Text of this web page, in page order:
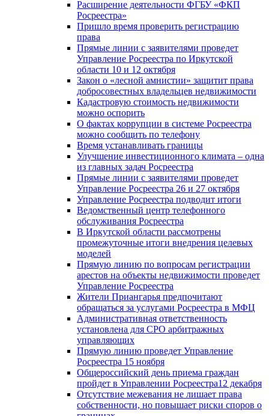
Расширение деятельности ФГБУ «ФКП
Росреестра»
Пришло время проверить регистрацию
права
Прямые линии с заявителями проведет
Управление Росреестра по Иркутской
области 10 и 12 октября
Закон о «лесной амнистии» защитит права
добросовестных владельцев недвижимости
Кадастровую стоимость недвижимости
можно оспорить
О фактах коррупции в системе Росреестра
можно сообщить по телефону
Время устанавливать границы
Улучшение инвестиционного климата – одна
из главных задач Росреестра
Прямые линии с заявителями проведет
Управление Росреестра 26 и 27 октября
Управление Росреестра подводит итоги
Ведомственный центр телефонного
обслуживания Росреестра
В Иркутской области рассмотрены
промежуточные итоги внедрения целевых
моделей
Прямую линию по вопросам регистрации
арестов на объекты недвижимости проведет
Управление Росреестра
Жители Приангарья предпочитают
обращаться за услугами Росреестра в МФЦ
Административная ответственность
установлена для СРО арбитражных
управляющих
Прямую линию проведет Управление
Росреестра 15 ноября
Общероссийский день приема граждан
пройдет в Управлении Росреестра12 декабря
Отсутствие межевания не лишает права
собственности, но повышает риски споров о